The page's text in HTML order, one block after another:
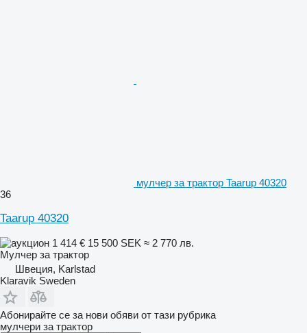
мулчер за трактор Taarup 40320
36
Taarup 40320
1 414 € 15 500 SEK ≈ 2 770 лв.
Мулчер за трактор
Швеция, Karlstad
Klaravik Sweden
Абонирайте се за нови обяви от тази рубрика
мулчери за трактор